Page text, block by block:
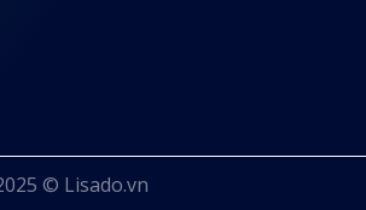
© Lisado.vn